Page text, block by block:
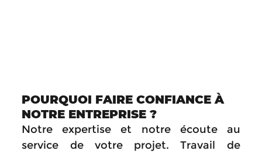
POURQUOI FAIRE CONFIANCE À
NOTRE ENTREPRISE ?
Notre expertise et notre écoute au
service de votre projet. Travail de